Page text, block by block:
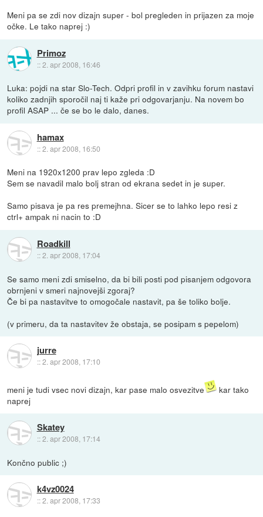
Meni pa se zdi nov dizajn super - bol pregleden in prijazen za moje
očke. Le tako naprej :)
Primoz
::2. apr 2008, 16:46
Luka: pojdi na star Slo-Tech. Odpri profil in v zavihku forum nastavi
koliko zadnjih sporočil naj ti kaže pri odgovarjanju. Na novem bo
profil ASAP ... če se bo le dalo, danes.
hamax
::2. apr 2008, 16:50
Meni na 1920x1200 prav lepo zgleda :D
Sem se navadil malo bolj stran od ekrana sedet in je super.
Samo pisava je pa res premejhna. Sicer se to lahko lepo resi z
ctrl+ ampak ni nacin to :D
Roadkill
::2. apr 2008, 17:04
Se samo meni zdi smiselno, da bi bili posti pod pisanjem odgovora
obrnjeni v smeri najnovejši zgoraj?
Če bi pa nastavitve to omogočale nastavit, pa še toliko bolje.
(v primeru, da ta nastavitev že obstaja, se posipam s pepelom)
jurre
::2. apr 2008, 17:10
meni je tudi vsec novi dizajn, kar pase malo osvezitve
kar tako
naprej
Skatey
::2. apr 2008, 17:14
Končno public ;)
k4vz0024
::2. apr 2008, 17:33